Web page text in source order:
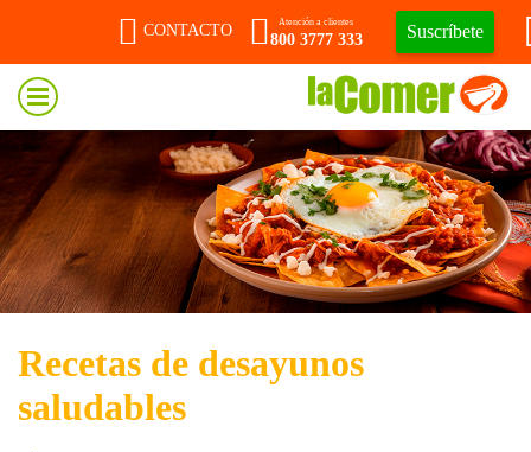
CONTACTO
Atención a clientes
800 3777 333 Suscríbete
Recetas de desayunos
saludables